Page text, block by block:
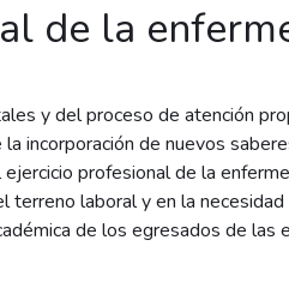
de la
y del proceso de atención
incorporación de nuevos
profesional de la
terreno laboral y en la necesidad
de los egresados de las